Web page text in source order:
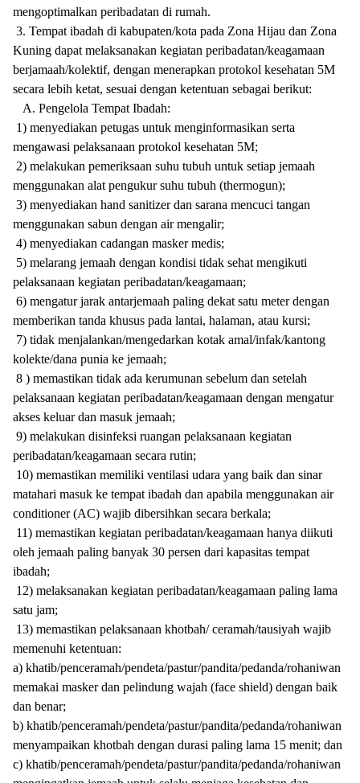
mengoptimalkan peribadatan di rumah.
3. Tempat ibadah di kabupaten/kota pada Zona Hijau dan Zona
Kuning dapat melaksanakan kegiatan peribadatan/keagamaan
berjamaah/kolektif, dengan menerapkan protokol kesehatan 5M
secara lebih ketat, sesuai dengan ketentuan sebagai berikut:
A. Pengelola Tempat Ibadah:
1) menyediakan petugas untuk menginformasikan serta
mengawasi pelaksanaan protokol kesehatan 5M;
2) melakukan pemeriksaan suhu tubuh untuk setiap jemaah
menggunakan alat pengukur suhu tubuh (thermogun);
3) menyediakan hand sanitizer dan sarana mencuci tangan
menggunakan sabun dengan air mengalir;
4) menyediakan cadangan masker medis;
5) melarang jemaah dengan kondisi tidak sehat mengikuti
pelaksanaan kegiatan peribadatan/keagamaan;
6) mengatur jarak antarjemaah paling dekat satu meter dengan
memberikan tanda khusus pada lantai, halaman, atau kursi;
7) tidak menjalankan/mengedarkan kotak amal/infak/kantong
kolekte/dana punia ke jemaah;
8 ) memastikan tidak ada kerumunan sebelum dan setelah
pelaksanaan kegiatan peribadatan/keagamaan dengan mengatur
akses keluar dan masuk jemaah;
9) melakukan disinfeksi ruangan pelaksanaan kegiatan
peribadatan/keagamaan secara rutin;
10) memastikan memiliki ventilasi udara yang baik dan sinar
matahari masuk ke tempat ibadah dan apabila menggunakan air
conditioner (AC) wajib dibersihkan secara berkala;
11) memastikan kegiatan peribadatan/keagamaan hanya diikuti
oleh jemaah paling banyak 30 persen dari kapasitas tempat
ibadah;
12) melaksanakan kegiatan peribadatan/keagamaan paling lama
satu jam;
13) memastikan pelaksanaan khotbah/ ceramah/tausiyah wajib
memenuhi ketentuan:
a) khatib/penceramah/pendeta/pastur/pandita/pedanda/rohaniwan
memakai masker dan pelindung wajah (face shield) dengan baik
dan benar;
b) khatib/penceramah/pendeta/pastur/pandita/pedanda/rohaniwan
menyampaikan khotbah dengan durasi paling lama 15 menit; dan
c) khatib/penceramah/pendeta/pastur/pandita/pedanda/rohaniwan